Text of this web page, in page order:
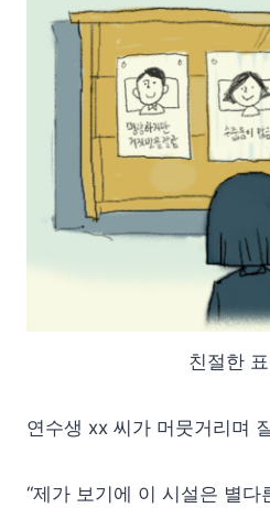
친절한
연수생 xx 씨가 머뭇거리며
“제가 보기에 이 시설은 별